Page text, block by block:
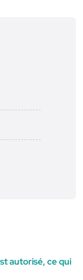
autorisé, ce qui